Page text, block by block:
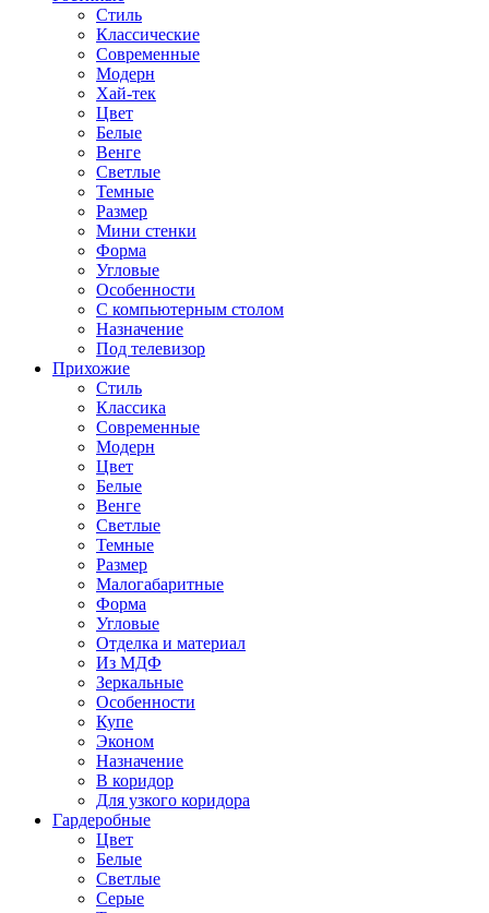
Стиль
Классические
Современные
Модерн
Хай-тек
Цвет
Белые
Венге
Светлые
Темные
Размер
Мини стенки
Форма
Угловые
Особенности
С компьютерным столом
Назначение
Под телевизор
Прихожие
Стиль
Классика
Современные
Модерн
Цвет
Белые
Венге
Светлые
Темные
Размер
Малогабаритные
Форма
Угловые
Отделка и материал
Из МДФ
Зеркальные
Особенности
Купе
Эконом
Назначение
В коридор
Для узкого коридора
Гардеробные
Цвет
Белые
Светлые
Серые